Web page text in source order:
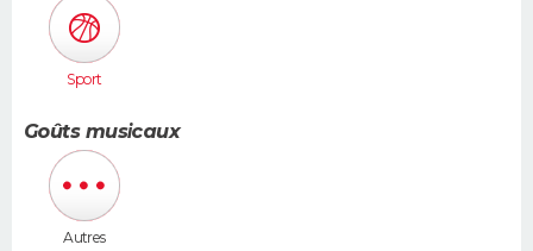
Sport
Goûts musicaux
Autres